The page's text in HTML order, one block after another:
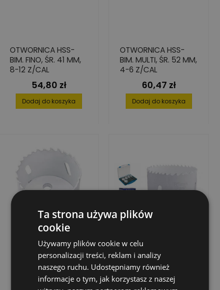
OTWORNICA HSS-
BIM. FINO, ŚR. 41 MM,
8-12 Z/CAL
Cena
54,80 zł
Dodaj do koszyka
OTWORNICA HSS-
BIM. MULTI, ŚR. 52 MM,
4-6 Z/CAL
Cena
60,47 zł
Dodaj do koszyka
Ta strona używa plików
cookie
Używamy plików cookie w celu
personalizacji treści, reklam i analizy
naszego ruchu. Udostępniamy również
informacje o tym, jak korzystasz z naszej